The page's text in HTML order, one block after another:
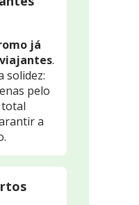
já
.
solidez:
pelo
a